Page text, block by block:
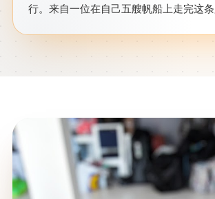
行。来自一位在自己五艘帆船上走完这条